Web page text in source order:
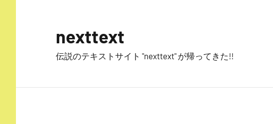
ス
nexttext
伝説のテキストサイト "nexttext" が帰ってきた!!